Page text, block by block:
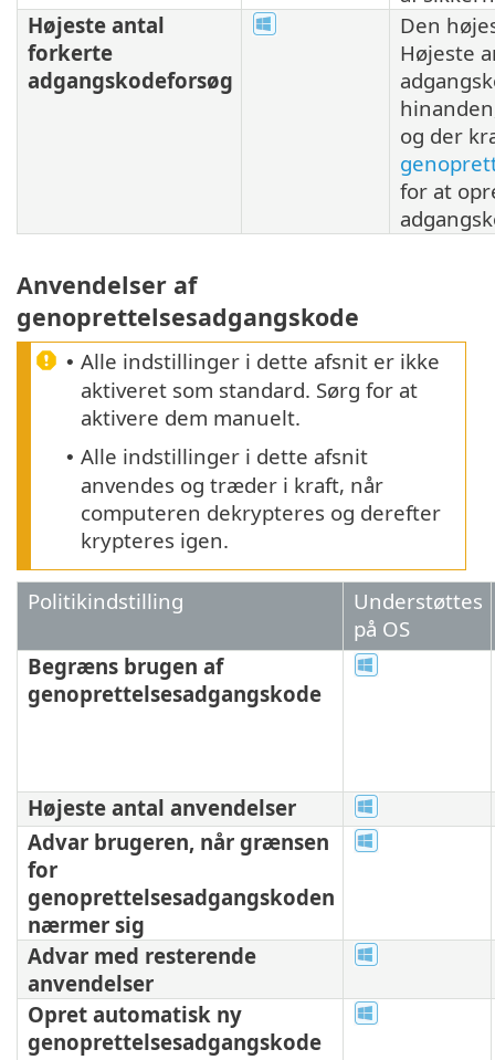
Højeste antal
forkerte
adgangskodeforsøg
Den
Højeste
og der
for at
Anvendelser af
genoprettelsesadgangskode
• Alle indstillinger i dette afsnit er ikke
aktiveret som standard. Sørg for at
aktivere dem manuelt.
• Alle indstillinger i dette afsnit
anvendes og træder i kraft, når
computeren dekrypteres og derefter
krypteres igen.
Politikindstilling
Understøttes
på OS
Begræns brugen af
genoprettelsesadgangskode
Højeste antal anvendelser
Advar brugeren, når grænsen
for
genoprettelsesadgangskoden
nærmer sig
Advar med resterende
anvendelser
Opret automatisk ny
genoprettelsesadgangskode